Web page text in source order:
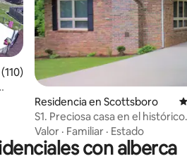
promedio: 4.95 de 5; 110
Residencia en Scottsboro
S1. Preciosa casa en el histórico
Scottsboro
Valor · Familiar · Estado
con alberca